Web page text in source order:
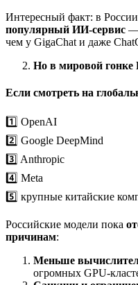
Интересный факт: в России
популярный ИИ-сервис —
чем у GigaChat и даже
Но в мировой гонке
Если смотреть на
1️⃣ OpenAI
2️⃣ Google DeepMind
3️⃣ Anthropic
4️⃣ Meta
5️⃣ крупные китайские
Российские модели пока
причинам:
Меньше
огромных GPU-